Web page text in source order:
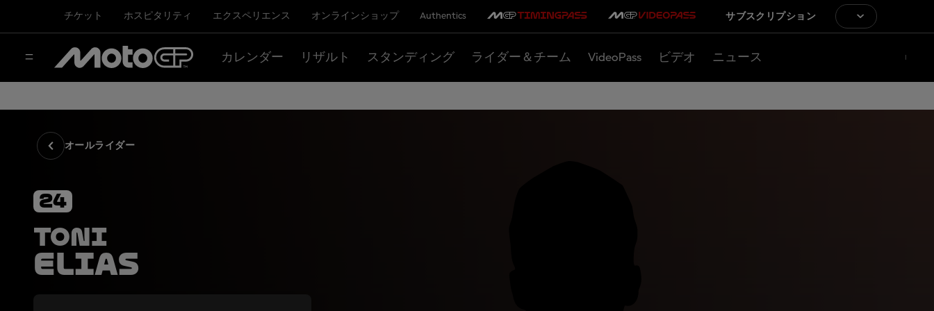
チケット ホスピタリティ エクスペリエンス オンラインショップ Authentics サブスクリプション
カレンダー リザルト スタンディング ライダー＆チーム VideoPass ビデオ ニュース
オールライダー
24
Toni
Elias